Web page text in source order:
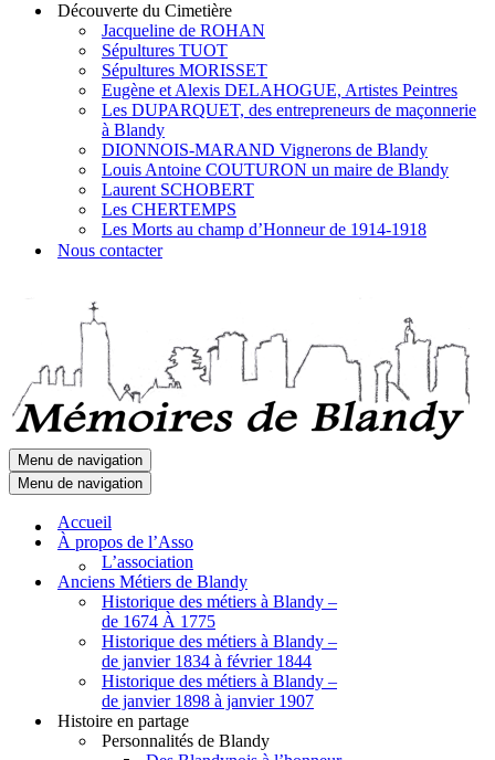
Découverte du Cimetière
Jacqueline de ROHAN
Sépultures TUOT
Sépultures MORISSET
Eugène et Alexis DELAHOGUE, Artistes Peintres
Les DUPARQUET, des entrepreneurs de maçonnerie
à Blandy
DIONNOIS-MARAND Vignerons de Blandy
Louis Antoine COUTURON un maire de Blandy
Laurent SCHOBERT
Les CHERTEMPS
Les Morts au champ d’Honneur de 1914-1918
Nous contacter
Menu de navigation
Menu de navigation
Accueil
À propos de l’Asso
L’association
Anciens Métiers de Blandy
Historique des métiers à Blandy –
de 1674 À 1775
Historique des métiers à Blandy –
de janvier 1834 à février 1844
Historique des métiers à Blandy –
de janvier 1898 à janvier 1907
Histoire en partage
Personnalités de Blandy